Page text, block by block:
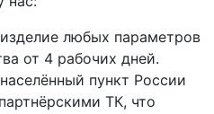
любых параметров
от 4 рабочих дней.
пункт России
ТК, что